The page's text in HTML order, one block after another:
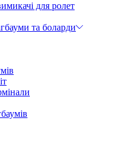
для ролет
та боларди